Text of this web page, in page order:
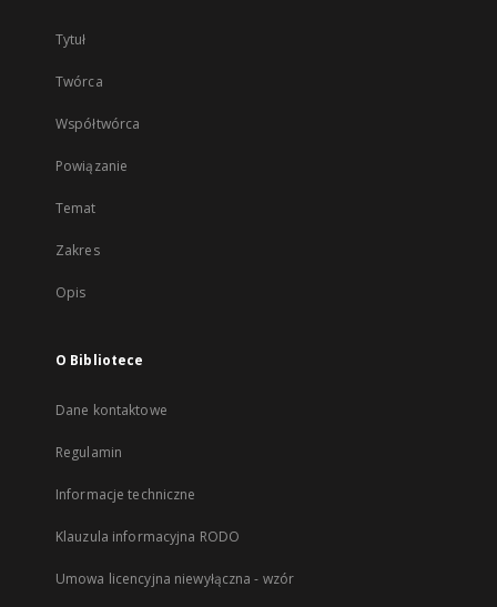
Tytuł
Twórca
Współtwórca
Powiązanie
Temat
Zakres
Opis
O Bibliotece
Dane kontaktowe
Regulamin
Informacje techniczne
Klauzula informacyjna RODO
Umowa licencyjna niewyłączna - wzór